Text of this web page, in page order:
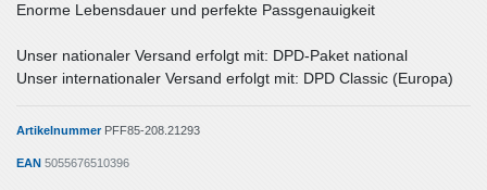
Enorme Lebensdauer und perfekte Passgenauigkeit
Unser nationaler Versand erfolgt mit: DPD-Paket national
Unser internationaler Versand erfolgt mit: DPD Classic (Europa)
Artikelnummer PFF85-208.21293
EAN 5055676510396